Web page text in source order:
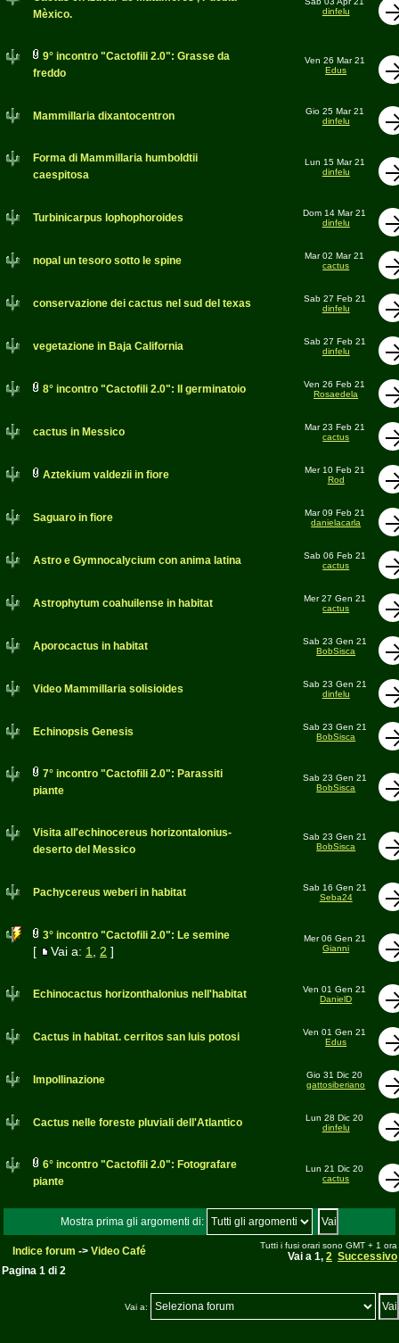
Mèxico.
dinfelu
9° incontro "Cactofili 2.0": Grasse da
freddo
Ven 26 Mar 21
Edus
Mammillaria dixantocentron
Gio 25 Mar 21
dinfelu
Forma di Mammillaria humboldtii
caespitosa
Lun 15 Mar 21
dinfelu
Turbinicarpus lophophoroides
Dom 14 Mar 21
dinfelu
nopal un tesoro sotto le spine
Mar 02 Mar 21
cactus
conservazione dei cactus nel sud del texas
Sab 27 Feb 21
dinfelu
vegetazione in Baja California
Sab 27 Feb 21
dinfelu
8° incontro "Cactofili 2.0": Il germinatoio
Ven 26 Feb 21
Rosaedela
cactus in Messico
Mar 23 Feb 21
cactus
Aztekium valdezii in fiore
Mer 10 Feb 21
Rod
Saguaro in fiore
Mar 09 Feb 21
danielacarla
Astro e Gymnocalycium con anima latina
Sab 06 Feb 21
cactus
Astrophytum coahuilense in habitat
Mer 27 Gen 21
cactus
Aporocactus in habitat
Sab 23 Gen 21
BobSisca
Video Mammillaria solisioides
Sab 23 Gen 21
dinfelu
Echinopsis Genesis
Sab 23 Gen 21
BobSisca
7° incontro "Cactofili 2.0": Parassiti
piante
Sab 23 Gen 21
BobSisca
Visita all'echinocereus horizontalonius-
deserto del Messico
Sab 23 Gen 21
BobSisca
Pachycereus weberi in habitat
Sab 16 Gen 21
Seba24
3° incontro "Cactofili 2.0": Le semine
[ Vai a: 1 2 ]
Mer 06 Gen 21
Gianni
Echinocactus horizonthalonius nell'habitat
Ven 01 Gen 21
DanielD
Cactus in habitat. cerritos san luis potosi
Ven 01 Gen 21
Edus
Impollinazione
Gio 31 Dic 20
gattosiberiano
Cactus nelle foreste pluviali dell'Atlantico
Lun 28 Dic 20
dinfelu
6° incontro "Cactofili 2.0": Fotografare
piante
Lun 21 Dic 20
cactus
Mostra prima gli argomenti di:
Indice forum -> Video Café Tutti i fusi orari sono GMT + 1 ora
Vai a 1, 2 Successivo
Pagina 1 di 2
Vai a: